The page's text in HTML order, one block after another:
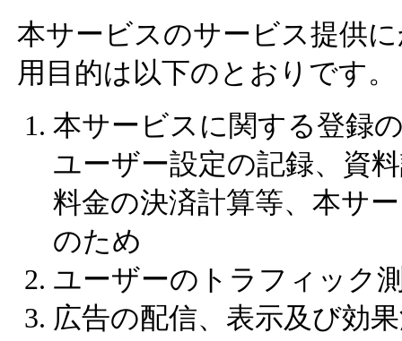
本サービスのサービス提供
用目的は以下のとおりです。
本サービスに関する登録
ユーザー設定の記録、資
料金の決済計算等、本サ
のため
ユーザーのトラフィック
広告の配信、表示及び効